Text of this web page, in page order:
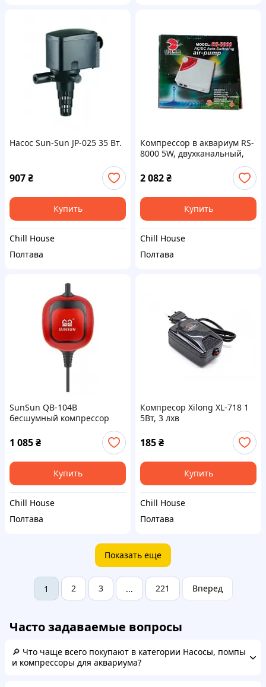
Насос Sun-Sun JP-025 35 Вт.
907₴
Купить
Chill House
Полтава
Компрессор в аквариум RS-
8000 5W, двухканальный,
2 082₴
Купить
Chill House
Полтава
SunSun QB-104B
бесшумный компрессор
1 085₴
Купить
Chill House
Полтава
Компресор Xilong XL-718 1
5Вт, 3 лхв
185₴
Купить
Chill House
Полтава
Показать еще
1 2 3 ... 221 Вперед
Часто задаваемые вопросы
🔎 Что чаще всего покупают в категории Насосы, помпы
и компрессоры для аквариума?